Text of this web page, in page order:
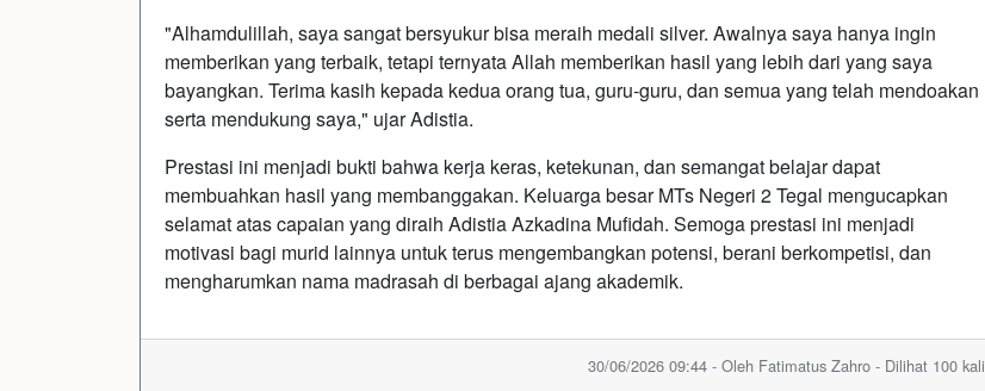
"Alhamdulillah, saya sangat bersyukur bisa meraih medali silver. Awalnya saya hanya ingin
memberikan yang terbaik, tetapi ternyata Allah memberikan hasil yang lebih dari yang saya
bayangkan. Terima kasih kepada kedua orang tua, guru-guru, dan semua yang telah mendoakan
serta mendukung saya," ujar Adistia.
Prestasi ini menjadi bukti bahwa kerja keras, ketekunan, dan semangat belajar dapat
membuahkan hasil yang membanggakan. Keluarga besar MTs Negeri 2 Tegal mengucapkan
selamat atas capaian yang diraih Adistia Azkadina Mufidah. Semoga prestasi ini menjadi
motivasi bagi murid lainnya untuk terus mengembangkan potensi, berani berkompetisi, dan
mengharumkan nama madrasah di berbagai ajang akademik.
30/06/2026 09:44 - Oleh Fatimatus Zahro - Dilihat 100 kali